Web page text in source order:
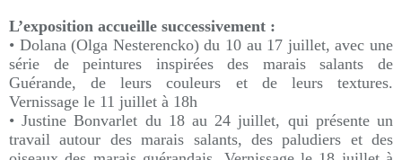
L’exposition accueille successivement :
• Dolana (Olga Nesterencko) du 10 au 17 juillet, avec une
série de peintures inspirées des marais salants de
Guérande, de leurs couleurs et de leurs textures.
Vernissage le 11 juillet à 18h
• Justine Bonvarlet du 18 au 24 juillet, qui présente un
travail autour des marais salants, des paludiers et des